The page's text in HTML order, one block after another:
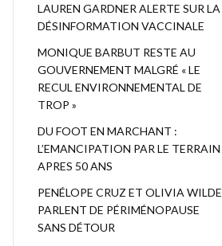
LAUREN GARDNER ALERTE SUR LA
DÉSINFORMATION VACCINALE
MONIQUE BARBUT RESTE AU
GOUVERNEMENT MALGRÉ « LE
RECUL ENVIRONNEMENTAL DE
TROP »
DU FOOT EN MARCHANT :
L’EMANCIPATION PAR LE TERRAIN
APRES 50 ANS
PENÉLOPE CRUZ ET OLIVIA WILDE
PARLENT DE PÉRIMÉNOPAUSE
SANS DÉTOUR